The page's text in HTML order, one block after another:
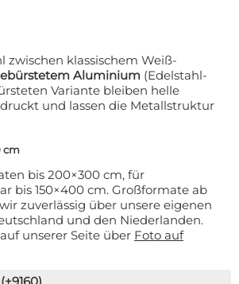
zwischen klassischem Weiß-
Aluminium (Edelstahl-
Variante bleiben helle
und lassen die Metallstruktur
cm
bis 200×300 cm, für
bis 150×400 cm. Großformate ab
zuverlässig über unsere eigenen
und den Niederlanden.
unserer Seite über Foto auf